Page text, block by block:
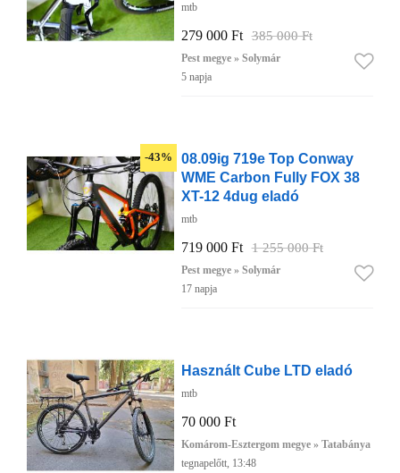
mtb
279 000 Ft 385 000 Ft
Pest megye » Solymár
5 napja
-43%
08.09ig 719e Top Conway
WME Carbon Fully FOX 38
XT-12 4dug eladó
mtb
719 000 Ft 1 255 000 Ft
Pest megye » Solymár
17 napja
Használt Cube LTD eladó
mtb
70 000 Ft
Komárom-Esztergom megye » Tatabánya
tegnapelőtt, 13:48